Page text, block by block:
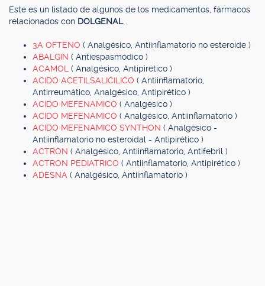
Este es un listado de algunos de los medicamentos, fármacos
relacionados con DOLGENAL
3A OFTENO ( Analgésico, Antiinflamatorio no esteroide )
ABALGIN ( Antiespasmódico )
ACAMOL ( Analgésico, Antipirético )
ACIDO ACETILSALICILICO ( Antiinflamatorio,
Antirreumático, Analgésico, Antipirético )
ACIDO MEFENAMICO ( Analgésico )
ACIDO MEFENAMICO ( Analgésico, Antiinflamatorio )
ACIDO MEFENAMICO SYNTHON ( Analgésico -
Antiinflamatorio no esteroidal - Antipirético )
ACTRON ( Analgésico, Antiinflamatorio, Antifebril )
ACTRON PEDIATRICO ( Antiinflamatorio, Antipirético )
ADESNA ( Analgésico, Antiinflamatorio )